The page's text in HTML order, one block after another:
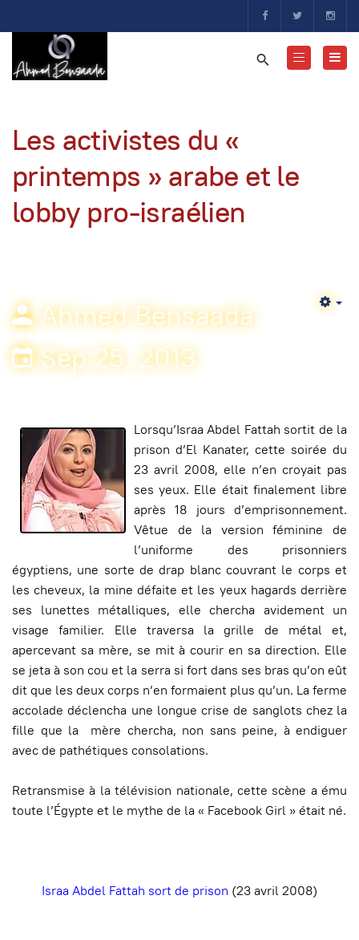
Les activistes du «
printemps » arabe et le
lobby pro-israélien
Ahmed Bensaada
Sep 25, 2013
Lorsqu’Israa Abdel Fattah sortit de la
prison d’El Kanater, cette soirée du
23 avril 2008, elle n’en croyait pas
ses yeux. Elle était finalement libre
après 18 jours d’emprisonnement.
Vêtue de la version féminine de
l’uniforme des prisonniers
égyptiens, une sorte de drap blanc couvrant le corps et
les cheveux, la mine défaite et les yeux hagards derrière
ses lunettes métalliques, elle chercha avidement un
visage familier. Elle traversa la grille de métal et,
apercevant sa mère, se mit à courir en sa direction. Elle
se jeta à son cou et la serra si fort dans ses bras qu’on eût
dit que les deux corps n’en formaient plus qu’un. La ferme
accolade déclencha une longue crise de sanglots chez la
fille que la mère chercha, non sans peine, à endiguer
avec de pathétiques consolations.
Retransmise à la télévision nationale, cette scène a ému
toute l’Égypte et le mythe de la « Facebook Girl » était né.
Israa Abdel Fattah sort de prison (23 avril 2008)